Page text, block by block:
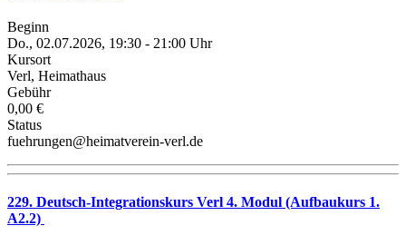
Beginn
Do., 02.07.2026, 19:30 - 21:00 Uhr
Kursort
Verl, Heimathaus
Gebühr
0,00 €
Status
fuehrungen@heimatverein-verl.de
229. Deutsch-Integrationskurs Verl 4. Modul (Aufbaukurs 1.
A2.2)